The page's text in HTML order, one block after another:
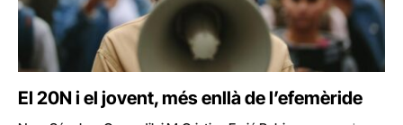
El 20N i el jovent, més enllà de l’efemèride